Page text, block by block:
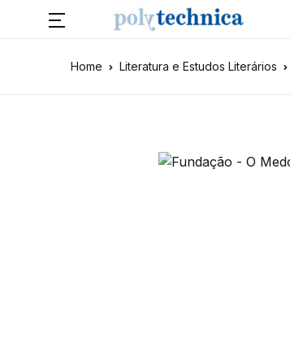
Home Literatura e Estudos Literários